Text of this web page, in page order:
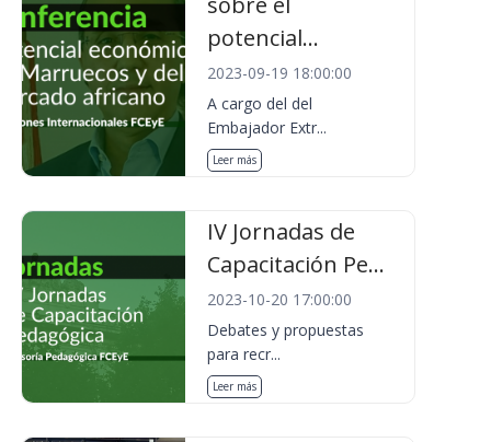
potencial...
2023-09-19 18:00:00
A cargo del del
Embajador Extr...
Leer más
IV Jornadas de
Capacitación Pe...
2023-10-20 17:00:00
Debates y propuestas
para recr...
Leer más